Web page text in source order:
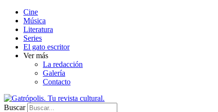
Cine
Música
Literatura
Series
El gato escritor
Ver más
La redacción
Galería
Contacto
Buscar